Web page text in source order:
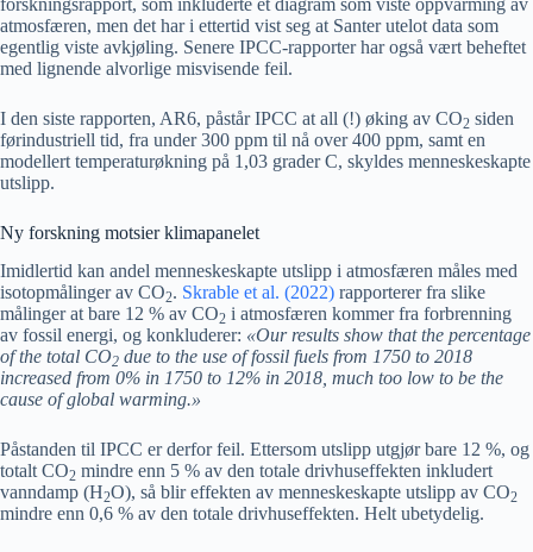
atmosfæren, men det har i ettertid vist seg at Santer utelot data som
egentlig viste avkjøling. Senere IPCC-rapporter har også vært beheftet
med lignende alvorlige misvisende feil.
I den siste rapporten, AR6, påstår IPCC at all (!) øking av CO2 siden
førindustriell tid, fra under 300 ppm til nå over 400 ppm, samt en
modellert temperaturøkning på 1,03 grader C, skyldes menneskeskapte
utslipp.
Ny forskning motsier klimapanelet
Imidlertid kan andel menneskeskapte utslipp i atmosfæren måles med
isotopmålinger av CO2. Skrable et al. (2022) rapporterer fra slike
målinger at bare 12 % av CO2 i atmosfæren kommer fra forbrenning
av fossil energi, og konkluderer: «Our results show that the percentage
of the total CO2 due to the use of fossil fuels from 1750 to 2018
increased from 0% in 1750 to 12% in 2018, much too low to be the
cause of global warming.»
Påstanden til IPCC er derfor feil. Ettersom utslipp utgjør bare 12 %, og
totalt CO2 mindre enn 5 % av den totale drivhuseffekten inkludert
vanndamp (H2O), så blir effekten av menneskeskapte utslipp av CO2
mindre enn 0,6 % av den totale drivhuseffekten. Helt ubetydelig.